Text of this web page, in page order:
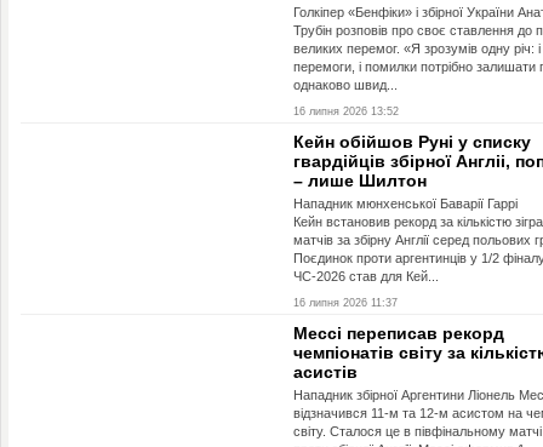
Голкіпер «Бенфіки» і збірної України
Трубін розповів про своє ставлення до
великих перемог. «Я зрозумів одну річ: і
перемоги, і помилки потрібно залишати
однаково швид...
16 липня 2026 13:52
Кейн обійшов Руні у списку
гвардійців збірної Англіі,
– лише Шилтон
Нападник мюнхенської Баварії Гаррі
Кейн встановив рекорд за кількістю
матчів за збірну Англії серед польових
Поєдинок проти аргентинців у 1/2
ЧС-2026 став для Кей...
16 липня 2026 11:37
Мессі переписав рекорд
чемпіонатів світу за
асистів
Нападник збірної Аргентини Ліонель
відзначився 11-м та 12-м асистом на
світу. Сталося це в півфінальному